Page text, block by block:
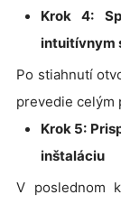
Krok 4:
intuitívnym
Po stiahnutí
prevedie celým
Krok 5:
inštaláciu
V poslednom